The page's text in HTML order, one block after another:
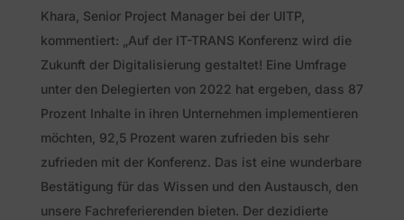
Khara, Senior Project Manager bei der UITP,
kommentiert: „Auf der IT-TRANS Konferenz wird die
Zukunft der Digitalisierung gestaltet! Eine Umfrage
unter den Delegierten von 2022 hat ergeben, dass 87
Prozent Inhalte in ihren Unternehmen implementieren
möchten, 92,5 Prozent waren zufrieden bis sehr
zufrieden mit der Konferenz. Das ist eine wunderbare
Bestätigung für das Wissen und den Austausch, den
unsere Fachreferierenden bieten. Der dezidierte